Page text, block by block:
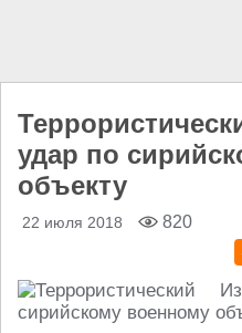
удар по
объекту
22 июля 2018 820